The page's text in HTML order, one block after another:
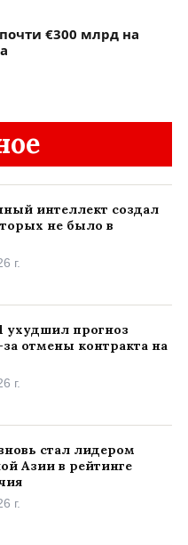
€300 млрд на
интеллект создал
не было в
г.
ухудшил прогноз
отмены контракта на
г.
стал лидером
Азии в рейтинге
г.